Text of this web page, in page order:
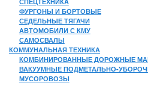
ФУРГОНЫ И БОРТОВЫЕ
СЕДЕЛЬНЫЕ ТЯГАЧИ
АВТОМОБИЛИ С КМУ
САМОСВАЛЫ
КОММУНАЛЬНАЯ ТЕХНИКА
КОМБИНИРОВАННЫЕ ДОРОЖНЫЕ
ВАКУУМНЫЕ ПОДМЕТАЛЬНО-
МУСОРОВОЗЫ